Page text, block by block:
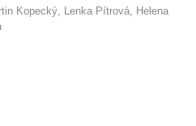
Kopecký, Lenka Pítrová, Helena